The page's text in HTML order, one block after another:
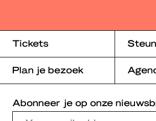
Tickets
Plan je bezoek
Abonneer je op onze